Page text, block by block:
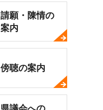
請願・陳情の
案内
傍聴の案内